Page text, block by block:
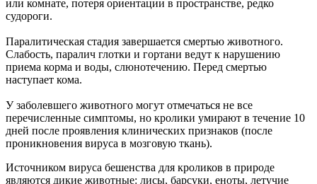
или комнате, потеря ориентации в пространстве, редко
судороги.
Паралитическая стадия завершается смертью животного.
Слабость, паралич глотки и гортани ведут к нарушению
приема корма и воды, слюнотечению. Перед смертью
наступает кома.
У заболевшего животного могут отмечаться не все
перечисленные симптомы, но кролики умирают в течение 10
дней после проявления клинических признаков (после
проникновения вируса в мозговую ткань).
Источником вируса бешенства для кроликов в природе
являются дикие животные: лисы, барсуки, еноты, летучие